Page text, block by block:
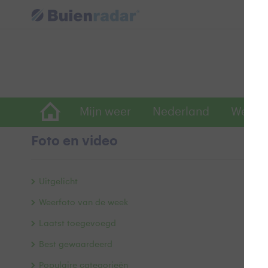
Mijn weer Nederland
Foto en video
Uitgelicht
Weerfoto van de week
Laatst toegevoegd
Best gewaardeerd
Populaire categorieën